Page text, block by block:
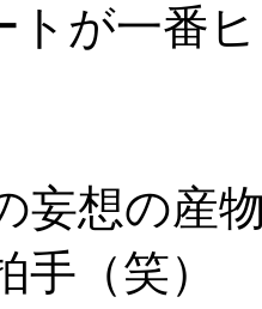
トが一番
妄想の産
手（笑）